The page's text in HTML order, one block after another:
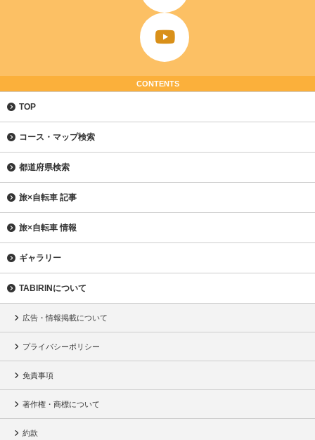
CONTENTS
TOP
コース・マップ検索
都道府県検索
旅×自転車 記事
旅×自転車 情報
ギャラリー
TABIRINについて
広告・情報掲載について
プライバシーポリシー
免責事項
著作権・商標について
約款